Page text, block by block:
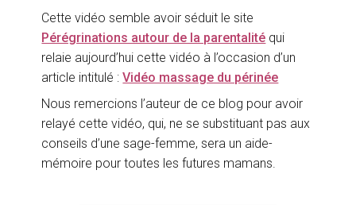
Cette vidéo semble avoir séduit le site
Pérégrinations autour de la parentalité qui
relaie aujourd’hui cette vidéo à l’occasion d’un
article intitulé :Vidéo massage du périnée
Nous remercions l’auteur de ce blog pour avoir
relayé cette vidéo, qui, ne se substituant pas aux
conseils d’une sage-femme, sera un aide-
mémoire pour toutes les futures mamans.